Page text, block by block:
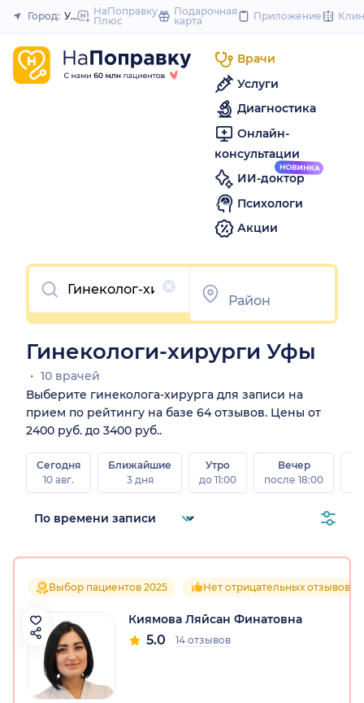
to
Закрыть
Город: Уфа
НаПоправку
Плюс
Подарочная
карта
Приложение
Врачи
Услуги
Диагностика
Онлайн-
консультации
ИИ-доктор
Психологи
Акции
Очистить
Гинекологи-хирурги Уфы
10 врачей
Выберите гинеколога-хирурга для записи на
прием по рейтингу на базе 64 отзывов. Цены от
2400 руб. до 3400 руб..
Сегодня
10 авг.
Ближайшие
3 дня
Утро
до 11:00
Вечер
после 18:00
Выбор пациентов 2025 Нет отрицательных отзывов
Киямова Ляйсан Финатовна
5.0 14 отзывов